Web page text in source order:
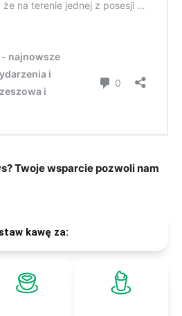
Twoje wsparcie pozwoli nam
kawę za: